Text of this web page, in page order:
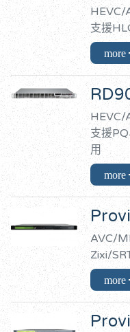
HEVC/
支援
HEVC/
支援
用
AVC/
Zixi/